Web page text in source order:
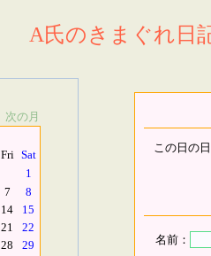
A氏のきまぐれ日
次の月
Fri Sat
1
7
8
14
15
21
22
28
29
この日の
名前：